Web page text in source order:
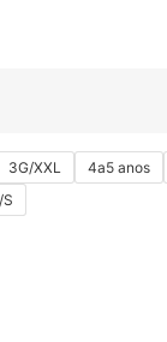
3G/XXL 4a5 anos
S